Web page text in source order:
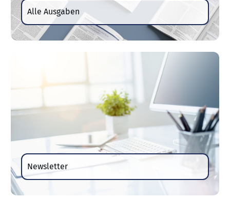
Alle Ausgaben
Newsletter